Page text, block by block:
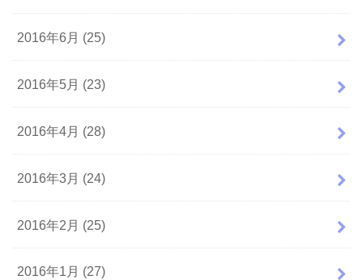
2016年6月 (25)
2016年5月 (23)
2016年4月 (28)
2016年3月 (24)
2016年2月 (25)
2016年1月 (27)